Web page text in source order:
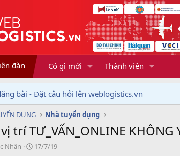
đàn Có gì mới Thành viên
bài - Đặt câu hỏi lên weblogistics.vn
DỤNG Nhà tuyển dụng
trí TƯ_VẤN_ONLINE KHÔNG
Nhân
N
g
17/7/19